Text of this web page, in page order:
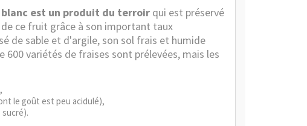
est un produit du terroir qui est préservé
ce fruit grâce à son important taux
de sable et d'argile, son sol frais et humide
variétés de fraises sont prélevées, mais les
le goût est peu acidulé),